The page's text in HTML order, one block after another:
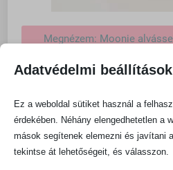
Megnézem: Moonie
Mikor érdemes elkezdeni az alvási
Ebben megoszlanak a vélemények
Az első és legfontosabb, hogy
Adatvédelmi beállítások
Ez a weboldal sütiket használ a
érdekében. Néhány elengedhetetlen a
mások segítenek elemezni és javítani
tekintse át lehetőségeit, és válasszon.